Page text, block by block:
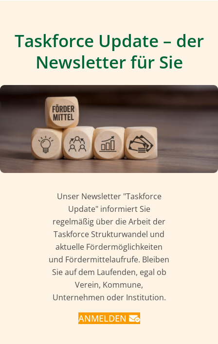
Taskforce Update – der
Newsletter für Sie
Unser Newsletter "Taskforce
Update" informiert Sie
regelmäßig über die Arbeit der
Taskforce Strukturwandel und
aktuelle Fördermöglichkeiten
und Fördermittelaufrufe. Bleiben
Sie auf dem Laufenden, egal ob
Verein, Kommune,
Unternehmen oder Institution.
ANMELDEN